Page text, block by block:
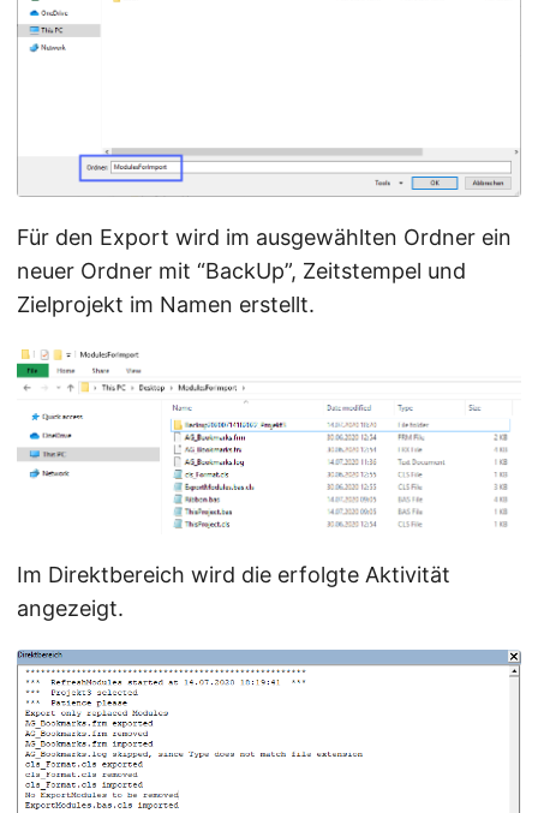
Für den Export wird im ausgewählten Ordner ein
neuer Ordner mit “BackUp”, Zeitstempel und
Zielprojekt im Namen erstellt.
Im Direktbereich wird die erfolgte Aktivität
angezeigt.